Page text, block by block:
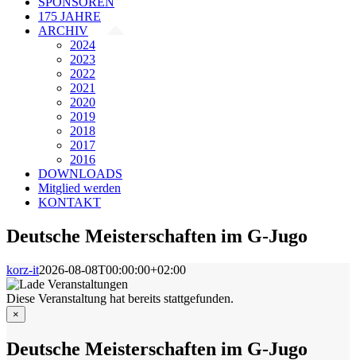
175 JAHRE
ARCHIV
2024
2023
2022
2021
2020
2019
2018
2017
2016
DOWNLOADS
Mitglied werden
KONTAKT
Deutsche Meisterschaften im G-Jugo
korz-it2026-08-08T00:00:00+02:00
Diese Veranstaltung hat bereits stattgefunden.
×
Deutsche Meisterschaften im G-Jugo